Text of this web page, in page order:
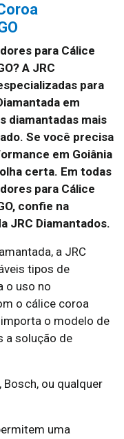
para Cálice
A JRC
para
em
diamantadas mais
Se você precisa
em Goiânia
certa. Em todas
para Cálice
confie na
JRC Diamantados.
a JRC
tipos de
o uso no
o cálice coroa
o modelo de
a solução de
ou qualquer
uma